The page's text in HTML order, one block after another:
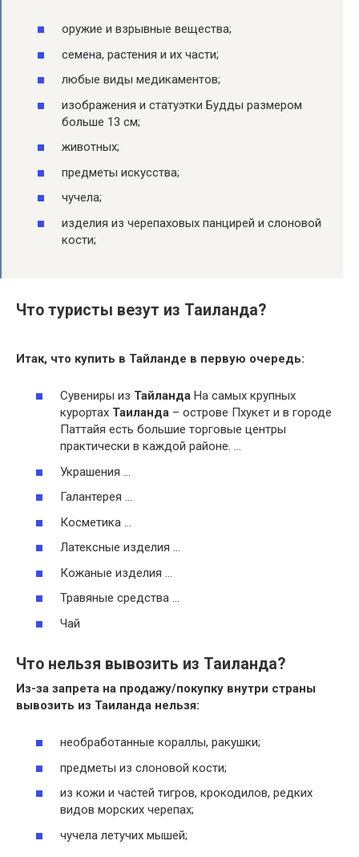
оружие и взрывные вещества;
семена, растения и их части;
любые виды медикаментов;
изображения и статуэтки Будды размером
больше 13 см;
животных;
предметы искусства;
чучела;
изделия из черепаховых панцирей и слоновой
кости;
Что туристы везут из Таиланда?
Итак, что купить в Тайланде в первую очередь:
Сувениры из Тайланда На самых крупных
курортах Таиланда – острове Пхукет и в городе
Паттайя есть большие торговые центры
практически в каждой районе. …
Украшения …
Галантерея …
Косметика …
Латексные изделия …
Кожаные изделия …
Травяные средства …
Чай
Что нельзя вывозить из Таиланда?
Из-за запрета на продажу/покупку внутри страны
вывозить из Таиланда нельзя:
необработанные кораллы, ракушки;
предметы из слоновой кости;
из кожи и частей тигров, крокодилов, редких
видов морских черепах;
чучела летучих мышей;